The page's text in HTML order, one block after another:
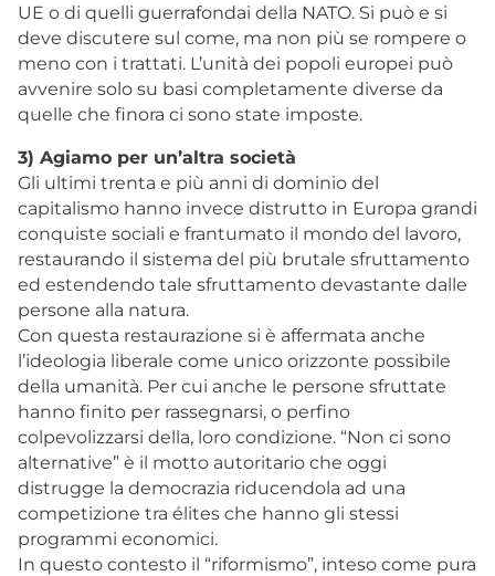
UE o di quelli guerrafondai della NATO. Si può e si
deve discutere sul come, ma non più se rompere o
meno con i trattati. L’unità dei popoli europei può
avvenire solo su basi completamente diverse da
quelle che finora ci sono state imposte.
3) Agiamo per un’altra società
Gli ultimi trenta e più anni di dominio del
capitalismo hanno invece distrutto in Europa grandi
conquiste sociali e frantumato il mondo del lavoro,
restaurando il sistema del più brutale sfruttamento
ed estendendo tale sfruttamento devastante dalle
persone alla natura.
Con questa restaurazione si è affermata anche
l’ideologia liberale come unico orizzonte possibile
della umanità. Per cui anche le persone sfruttate
hanno finito per rassegnarsi, o perfino
colpevolizzarsi della, loro condizione. “Non ci sono
alternative” è il motto autoritario che oggi
distrugge la democrazia riducendola ad una
competizione tra élites che hanno gli stessi
programmi economici.
In questo contesto il “riformismo”, inteso come pura